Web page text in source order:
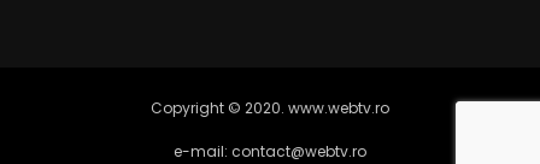
Copyright © 2020. www.webtv.ro
e-mail: contact@webtv.ro